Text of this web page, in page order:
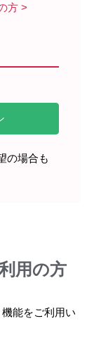
方
の場合も
用の方
能をご利用い